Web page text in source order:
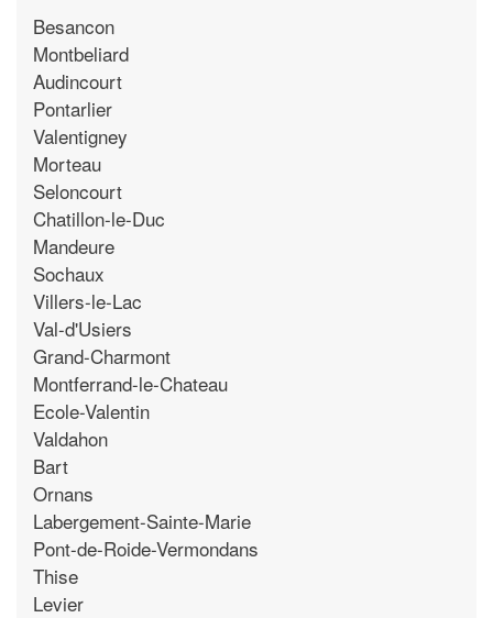
Besancon
Montbeliard
Audincourt
Pontarlier
Valentigney
Morteau
Seloncourt
Chatillon-le-Duc
Mandeure
Sochaux
Villers-le-Lac
Val-d'Usiers
Grand-Charmont
Montferrand-le-Chateau
Ecole-Valentin
Valdahon
Bart
Ornans
Labergement-Sainte-Marie
Pont-de-Roide-Vermondans
Thise
Levier